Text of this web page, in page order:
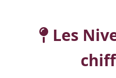
Les